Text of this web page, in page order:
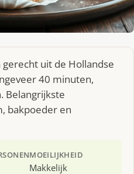
uit de Hollandse
40 minuten,
Belangrijkste
bakpoeder en
MOEILIJKHEID
Makkelijk